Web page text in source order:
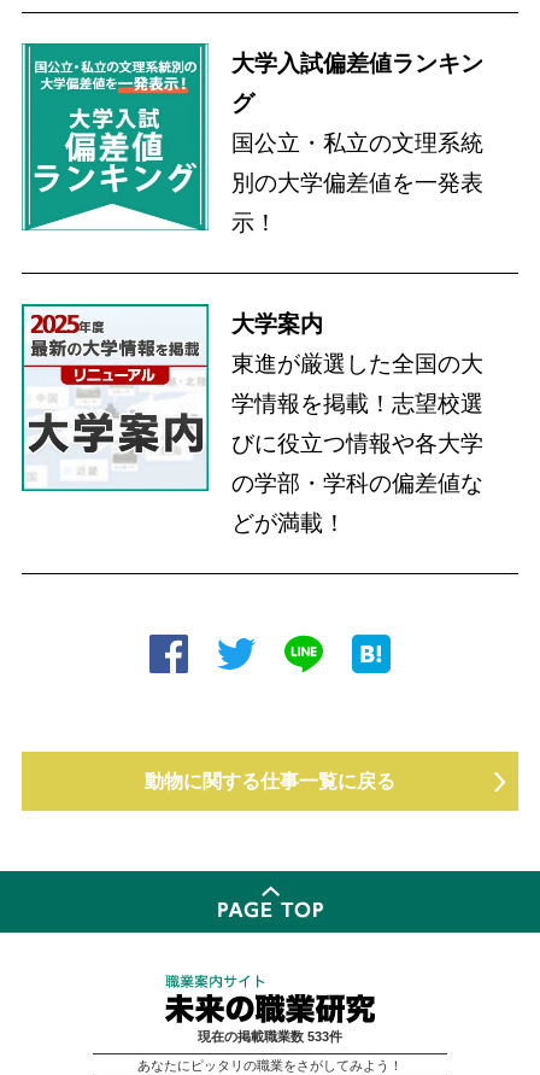
大学入試偏差値ランキン
グ
国公立・私立の文理系統
別の大学偏差値を一発表
示！
大学案内
東進が厳選した全国の大
学情報を掲載！志望校選
びに役立つ情報や各大学
の学部・学科の偏差値な
どが満載！
動物に関する仕事一覧に戻る
現在の掲載職業数 533件
あなたにピッタリの職業をさがしてみよう！